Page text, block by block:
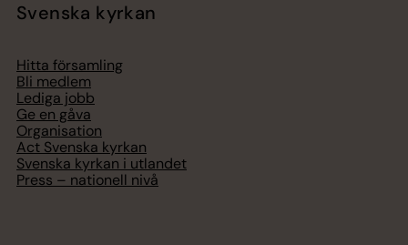
Svenska kyrkan
Hitta församling
Bli medlem
Lediga jobb
Ge en gåva
Organisation
Act Svenska kyrkan
Svenska kyrkan i utlandet
Press – nationell nivå